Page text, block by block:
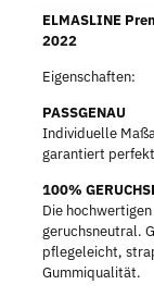
ELMASLINE
2022
Eigenschaften:
PASSGENAU
Individuelle
garantiert
100%
Die
geruchsneutral.
pflegeleicht,
Gummiqualität.